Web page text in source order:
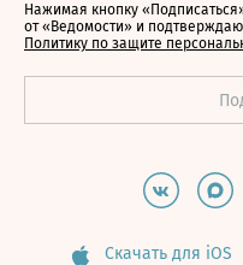
Нажимая кнопку
от «Ведомости» и
Политику по защите
Скачать для iOS